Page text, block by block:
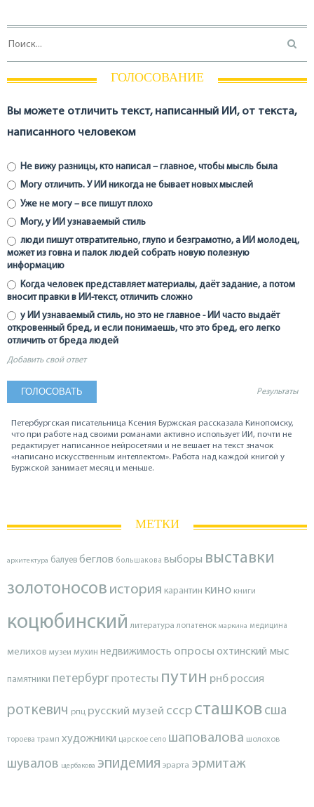
ГОЛОСОВАНИЕ
Вы можете отличить текст, написанный ИИ, от текста,
написанного человеком
Не вижу разницы, кто написал – главное, чтобы мысль была
Могу отличить. У ИИ никогда не бывает новых мыслей
Уже не могу – все пишут плохо
Могу, у ИИ узнаваемый стиль
люди пишут отвратительно, глупо и безграмотно, а ИИ молодец,
может из говна и палок людей собрать новую полезную
информацию
Когда человек представляет материалы, даёт задание, а потом
вносит правки в ИИ-текст, отличить сложно
у ИИ узнаваемый стиль, но это не главное - ИИ часто выдаёт
откровенный бред, и если понимаешь, что это бред, его легко
отличить от бреда людей
Добавить свой ответ
Результаты
Петербургская писательница Ксения Буржская рассказала Кинопоиску,
что при работе над своими романами активно использует ИИ, почти не
редактирует написанное нейросетями и не вешает на текст значок
«написано искусственным интеллектом». Работа над каждой книгой у
Буржской занимает месяц и меньше.
МЕТКИ
архитектура балуев беглов большакова выборы выставки
золотоносов история карантин кино книги
коцюбинский литература лопатенок маркина медицина
мелихов музеи мухин недвижимость опросы охтинский мыс
памятники петербургпротесты путин рнброссия
роткевич рпц русский музей ссср сташков сша
тороева трамп художники царское село шаповалова шолохов
шувалов щербакова эпидемия эрарта эрмитаж